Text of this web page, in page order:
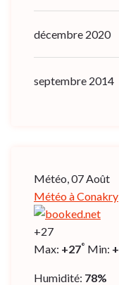
décembre 2020
septembre 2014
Météo, 07 Août
Météo à Conakry
+27
Max: +27° Min: +
Humidité: 78%